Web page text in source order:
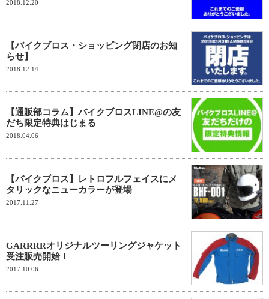
2018.12.20
【バイクブロス・ショッピング閉店のお知
らせ】
2018.12.14
【通販部コラム】バイクブロスLINE@の友
だち限定特典はじまる
2018.04.06
【バイクブロス】レトロフルフェイスにメ
タリックなニューカラーが登場
2017.11.27
GARRRRオリジナルツーリングジャケット
受注販売開始！
2017.10.06